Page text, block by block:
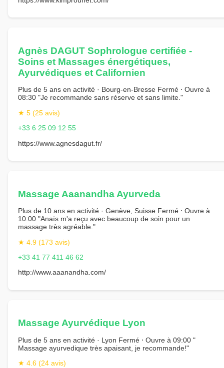
Agnès DAGUT Sophrologue certifiée -
Soins et Massages énergétiques,
Ayurvédiques et Californien
Plus de 5 ans en activité · Bourg-en-Bresse Fermé ⋅ Ouvre à
08:30 "Je recommande sans réserve et sans limite."
★ 5 (25 avis)
+33 6 25 09 12 55
https://www.agnesdagut.fr/
Massage Aaanandha Ayurveda
Plus de 10 ans en activité · Genève, Suisse Fermé ⋅ Ouvre à
10:00 "Anaïs m'a reçu avec beaucoup de soin pour un
massage très agréable."
★ 4.9 (173 avis)
+33 41 77 411 46 62
http://www.aaanandha.com/
Massage Ayurvédique Lyon
Plus de 5 ans en activité · Lyon Fermé ⋅ Ouvre à 09:00 "
Massage ayurvedique très apaisant, je recommande!"
★ 4.6 (24 avis)